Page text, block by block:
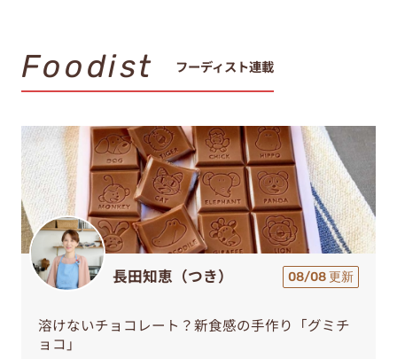
Foodist フーディスト連載
長田知恵（つき） 08/08 更新
溶けないチョコレート？新食感の手作り「グミチ
ョコ」